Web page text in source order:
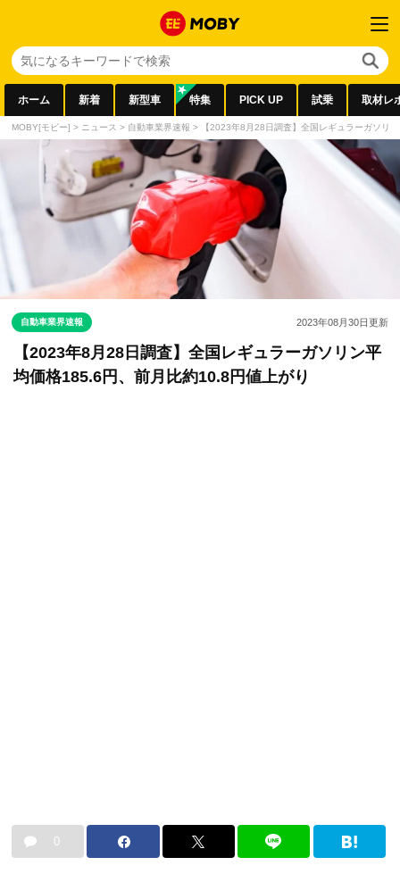
ホーム 新着 新型車 特集 PICK UP 試乗 取材レ
MOBY[モビー] > ニュース > 自動車業界速報 > 【2023年8月28日調査】全国レギュラーガソリ
自動車業界速報 2023年08月30日更新
【2023年8月28日調査】全国レギュラーガソリン平
均価格185.6円、前月比約10.8円値上がり
0